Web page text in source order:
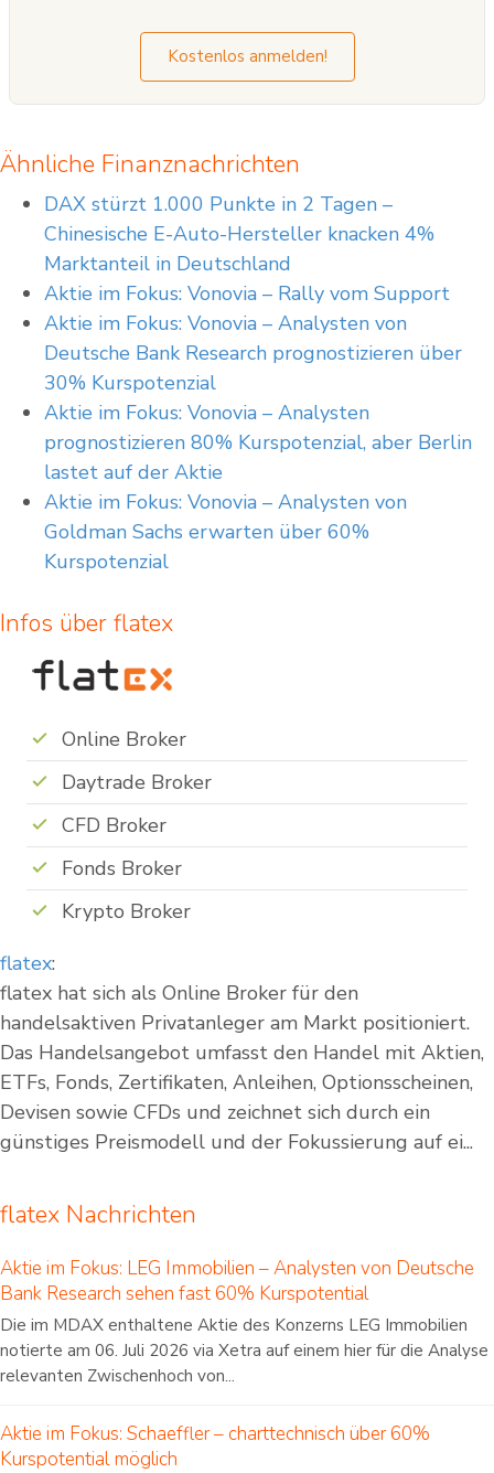
Kostenlos anmelden!
Ähnliche Finanznachrichten
DAX stürzt 1.000 Punkte in 2 Tagen –
Chinesische E-Auto-Hersteller knacken 4%
Marktanteil in Deutschland
Aktie im Fokus: Vonovia – Rally vom Support
Aktie im Fokus: Vonovia – Analysten von
Deutsche Bank Research prognostizieren über
30% Kurspotenzial
Aktie im Fokus: Vonovia – Analysten
prognostizieren 80% Kurspotenzial, aber Berlin
lastet auf der Aktie
Aktie im Fokus: Vonovia – Analysten von
Goldman Sachs erwarten über 60%
Kurspotenzial
Infos über flatex
Online Broker
Daytrade Broker
CFD Broker
Fonds Broker
Krypto Broker
flatex:
flatex hat sich als Online Broker für den
handelsaktiven Privatanleger am Markt positioniert.
Das Handelsangebot umfasst den Handel mit Aktien,
ETFs, Fonds, Zertifikaten, Anleihen, Optionsscheinen,
Devisen sowie CFDs und zeichnet sich durch ein
günstiges Preismodell und der Fokussierung auf ei...
flatex Nachrichten
Aktie im Fokus: LEG Immobilien – Analysten von Deutsche
Bank Research sehen fast 60% Kurspotential
Die im MDAX enthaltene Aktie des Konzerns LEG Immobilien
notierte am 06. Juli 2026 via Xetra auf einem hier für die Analyse
relevanten Zwischenhoch von...
Aktie im Fokus: Schaeffler – charttechnisch über 60%
Kurspotential möglich